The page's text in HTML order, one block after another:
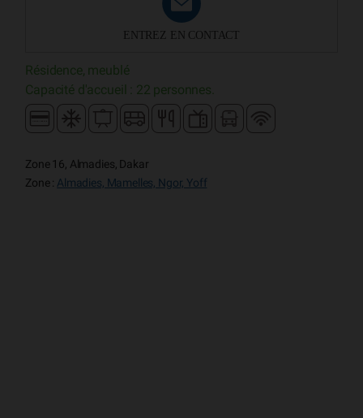
ENTREZ EN CONTACT
Résidence, meublé
Capacité d'accueil : 22 personnes.
Zone 16, Almadies, Dakar
Zone : Almadies, Mamelles, Ngor, Yoff